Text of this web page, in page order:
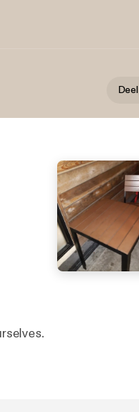
Deel